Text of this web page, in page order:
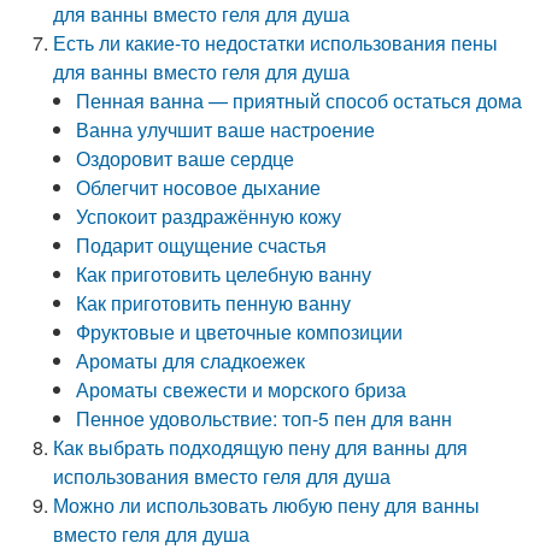
для ванны вместо геля для душа
Есть ли какие-то недостатки использования пены
для ванны вместо геля для душа
Пенная ванна — приятный способ остаться дома
Ванна улучшит ваше настроение
Оздоровит ваше сердце
Облегчит носовое дыхание
Успокоит раздражённую кожу
Подарит ощущение счастья
Как приготовить целебную ванну
Как приготовить пенную ванну
Фруктовые и цветочные композиции
Ароматы для сладкоежек
Ароматы свежести и морского бриза
Пенное удовольствие: топ-5 пен для ванн
Как выбрать подходящую пену для ванны для
использования вместо геля для душа
Можно ли использовать любую пену для ванны
вместо геля для душа